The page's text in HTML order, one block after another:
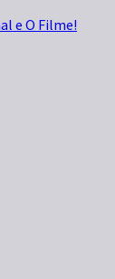
e O Filme!